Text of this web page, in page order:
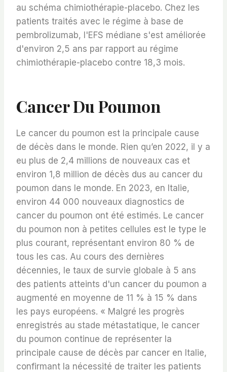
au schéma chimiothérapie-placebo. Chez les
patients traités avec le régime à base de
pembrolizumab, l'EFS médiane s'est améliorée
d'environ 2,5 ans par rapport au régime
chimiothérapie-placebo contre 18,3 mois.
Cancer Du Poumon
Le cancer du poumon est la principale cause
de décès dans le monde. Rien qu’en 2022, il y a
eu plus de 2,4 millions de nouveaux cas et
environ 1,8 million de décès dus au cancer du
poumon dans le monde. En 2023, en Italie,
environ 44 000 nouveaux diagnostics de
cancer du poumon ont été estimés. Le cancer
du poumon non à petites cellules est le type le
plus courant, représentant environ 80 % de
tous les cas. Au cours des dernières
décennies, le taux de survie globale à 5 ans
des patients atteints d'un cancer du poumon a
augmenté en moyenne de 11 % à 15 % dans
les pays européens. « Malgré les progrès
enregistrés au stade métastatique, le cancer
du poumon continue de représenter la
principale cause de décès par cancer en Italie,
confirmant la nécessité de traiter les patients